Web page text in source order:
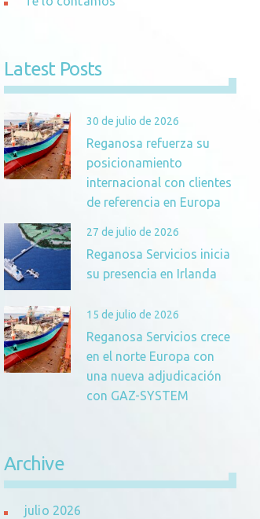
Latest Posts
Reganosa refuerza su
posicionamiento
internacional con clientes
de referencia en Europa
30 de julio de 2026
Reganosa Servicios inicia
su presencia en Irlanda
27 de julio de 2026
Reganosa Servicios crece
en el norte Europa con
una nueva adjudicación
con GAZ-SYSTEM
15 de julio de 2026
Archive
julio 2026